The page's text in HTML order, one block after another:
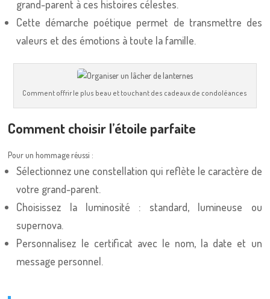
grand-parent à ces histoires célestes.
Cette démarche poétique permet de transmettre des
valeurs et des émotions à toute la famille.
Comment offrir le plus beau et touchant des cadeaux de condoléances
Comment choisir l’étoile parfaite
Pour un hommage réussi :
Sélectionnez une constellation qui reflète le caractère de
votre grand-parent.
Choisissez la luminosité : standard, lumineuse ou
supernova.
Personnalisez le certificat avec le nom, la date et un
message personnel.